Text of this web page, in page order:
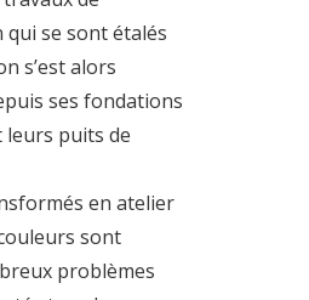
se sont étalés
s’est alors
ses fondations
leurs puits de
en atelier
sont
problèmes